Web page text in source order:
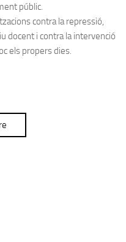
públic.
contra la repressió,
docent i contra la intervenció
els propers dies.